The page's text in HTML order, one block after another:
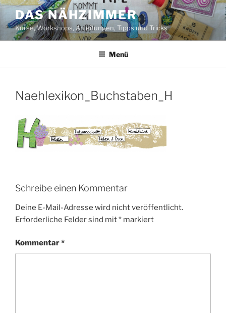
Zum
Inhalt
springen
DAS NÄHZIMMER
Kurse, Workshops, Anleitungen, Tipps und Tricks
Menü
Naehlexikon_Buchstaben_H
Schreibe einen Kommentar
Deine E-Mail-Adresse wird nicht veröffentlicht.
Erforderliche Felder sind mit* markiert
Kommentar*